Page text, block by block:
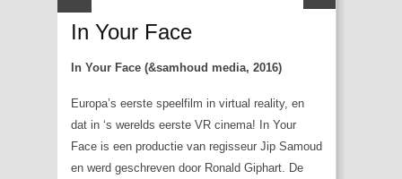
In Your Face
In Your Face (&samhoud media, 2016)
Europa’s eerste speelfilm in virtual reality, en
dat in ‘s werelds eerste VR cinema! In Your
Face is een productie van regisseur Jip Samoud
en werd geschreven door Ronald Giphart. De